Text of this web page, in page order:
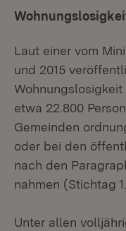
Laut einer vom
und 2015
etwa 22.800
Gemeinden
oder bei den
nach den
nahmen (Stichtag
Unter allen